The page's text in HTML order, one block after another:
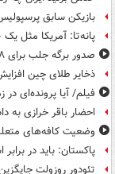
بازیکن سابق
پانه‌تا: آمریکا مثل
صدور برگه جلب برای ۱۴۸ متهم متخلف ارزی
ذخایر طلای چین
فیلم/ آیا پرونده‌ای
احضار باقر خرازی به
وضعیت کافه‌های
پاکستان: باید در
تئودور روزولت